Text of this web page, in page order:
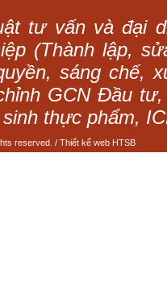
tư vấn và đại
(Thành lập,
sáng chế,
GCN Đầu
thực phẩm,
reserved. / Thiết kế web HTSB